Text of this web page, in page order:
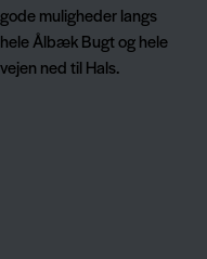
gode muligheder langs
hele Ålbæk Bugt og hele
vejen ned til Hals.